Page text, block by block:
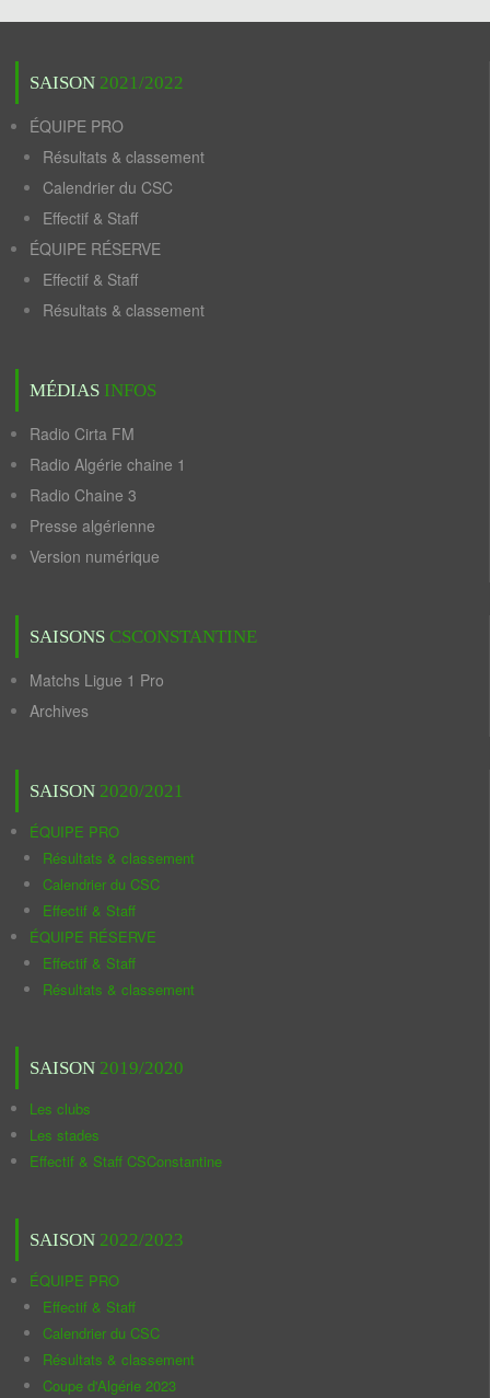
SAISON 2021/2022
ÉQUIPE PRO
Résultats & classement
Calendrier du CSC
Effectif & Staff
ÉQUIPE RÉSERVE
Effectif & Staff
Résultats & classement
MÉDIAS INFOS
Radio Cirta FM
Radio Algérie chaine 1
Radio Chaine 3
Presse algérienne
Version numérique
SAISONS CSCONSTANTINE
Matchs Ligue 1 Pro
Archives
SAISON 2020/2021
ÉQUIPE PRO
Résultats & classement
Calendrier du CSC
Effectif & Staff
ÉQUIPE RÉSERVE
Effectif & Staff
Résultats & classement
SAISON 2019/2020
Les clubs
Les stades
Effectif & Staff CSConstantine
SAISON 2022/2023
ÉQUIPE PRO
Effectif & Staff
Calendrier du CSC
Résultats & classement
Coupe d'Algérie 2023